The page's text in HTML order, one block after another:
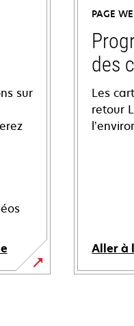
sur
PAGE
des
Les
retour
Aller à